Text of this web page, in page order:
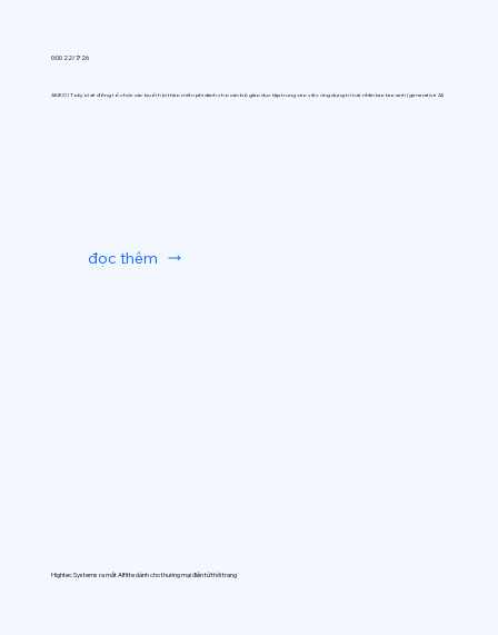
0:00 22/7/26
AIUEO (Tokyo) sẽ đồng tổ chức các buổi hội thảo miễn phí dành cho cán bộ giáo dục tập trung vào việc ứng dụng trí tuệ nhân tạo tạo sinh (generative AI)
đọc thêm
Hightec Systems ra mắt AIfitte dành cho thương mại điện tử thời trang